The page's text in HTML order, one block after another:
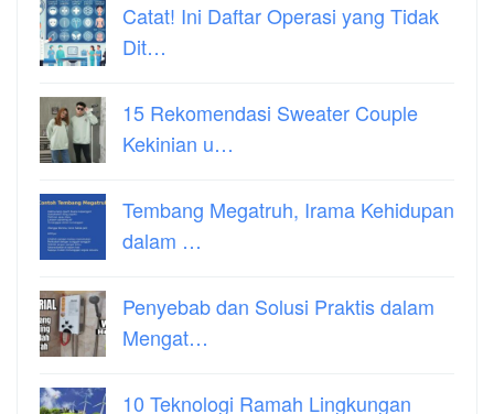
Catat! Ini Daftar Operasi yang Tidak
Dit…
15 Rekomendasi Sweater Couple
Kekinian u…
Tembang Megatruh, Irama Kehidupan
dalam …
Penyebab dan Solusi Praktis dalam
Mengat…
10 Teknologi Ramah Lingkungan